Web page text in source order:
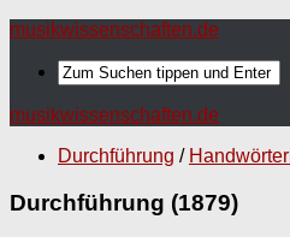
musikwissenschaften.de
musikwissenschaften.de
Durchführung /
Durchführung (1879)